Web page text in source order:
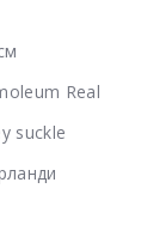
Real
suckle